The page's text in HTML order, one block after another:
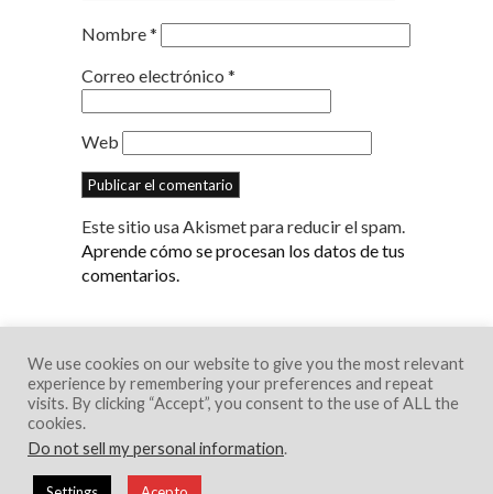
Nombre*
Correo electrónico *
Web
Este sitio usa Akismet para reducir el spam.
Aprende cómo se procesan los datos de tus
comentarios.
© 2018 Creative Portfolio Theme. Developed
We use cookies on our website to give you the most relevant
experience by remembering your preferences and repeat
visits. By clicking “Accept”, you consent to the use of ALL the
cookies.
Do not sell my personal information.